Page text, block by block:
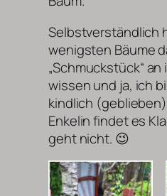
Selbstverständlich
wenigsten Bäume
„Schmuckstück“
wissen und ja, ich
kindlich
Enkelin findet es
geht nicht. 😉